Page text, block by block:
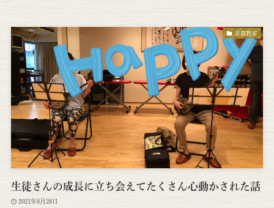
京都教室
生徒さんの成長に立ち会えてたくさん心動かされた話
2021年8月28日